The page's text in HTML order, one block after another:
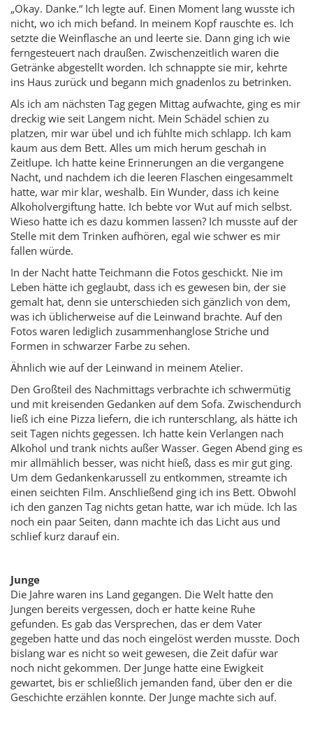
„Okay. Danke.“ Ich legte auf. Einen Moment lang wusste ich
nicht, wo ich mich befand. In meinem Kopf rauschte es. Ich
setzte die Weinflasche an und leerte sie. Dann ging ich wie
ferngesteuert nach draußen. Zwischenzeitlich waren die
Getränke abgestellt worden. Ich schnappte sie mir, kehrte
ins Haus zurück und begann mich gnadenlos zu betrinken.
Als ich am nächsten Tag gegen Mittag aufwachte, ging es mir
dreckig wie seit Langem nicht. Mein Schädel schien zu
platzen, mir war übel und ich fühlte mich schlapp. Ich kam
kaum aus dem Bett. Alles um mich herum geschah in
Zeitlupe. Ich hatte keine Erinnerungen an die vergangene
Nacht, und nachdem ich die leeren Flaschen eingesammelt
hatte, war mir klar, weshalb. Ein Wunder, dass ich keine
Alkoholvergiftung hatte. Ich bebte vor Wut auf mich selbst.
Wieso hatte ich es dazu kommen lassen? Ich musste auf der
Stelle mit dem Trinken aufhören, egal wie schwer es mir
fallen würde.
In der Nacht hatte Teichmann die Fotos geschickt. Nie im
Leben hätte ich geglaubt, dass ich es gewesen bin, der sie
gemalt hat, denn sie unterschieden sich gänzlich von dem,
was ich üblicherweise auf die Leinwand brachte. Auf den
Fotos waren lediglich zusammenhanglose Striche und
Formen in schwarzer Farbe zu sehen.
Ähnlich wie auf der Leinwand in meinem Atelier.
Den Großteil des Nachmittags verbrachte ich schwermütig
und mit kreisenden Gedanken auf dem Sofa. Zwischendurch
ließ ich eine Pizza liefern, die ich runterschlang, als hätte ich
seit Tagen nichts gegessen. Ich hatte kein Verlangen nach
Alkohol und trank nichts außer Wasser. Gegen Abend ging es
mir allmählich besser, was nicht hieß, dass es mir gut ging.
Um dem Gedankenkarussell zu entkommen, streamte ich
einen seichten Film. Anschließend ging ich ins Bett. Obwohl
ich den ganzen Tag nichts getan hatte, war ich müde. Ich las
noch ein paar Seiten, dann machte ich das Licht aus und
schlief kurz darauf ein.
Junge
Die Jahre waren ins Land gegangen. Die Welt hatte den
Jungen bereits vergessen, doch er hatte keine Ruhe
gefunden. Es gab das Versprechen, das er dem Vater
gegeben hatte und das noch eingelöst werden musste. Doch
bislang war es nicht so weit gewesen, die Zeit dafür war
noch nicht gekommen. Der Junge hatte eine Ewigkeit
gewartet, bis er schließlich jemanden fand, über den er die
Geschichte erzählen konnte. Der Junge machte sich auf.